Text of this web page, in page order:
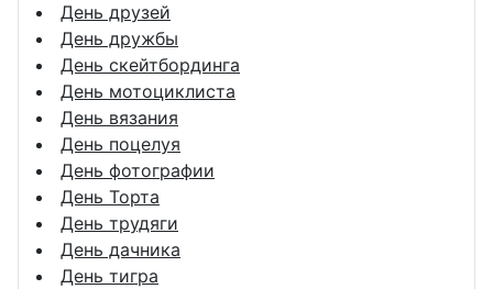
День друзей
День дружбы
День скейтбординга
День мотоциклиста
День вязания
День поцелуя
День фотографии
День Торта
День трудяги
День дачника
День тигра